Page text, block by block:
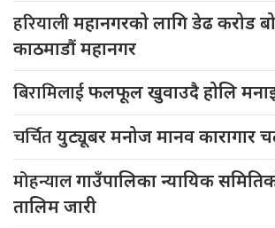
हरियालीमहानगरको लागि डेढ करोड
काठमाडौं महानगर
बिरामिलाईफलफूल खुवाउदै होलि
चर्चितयुट्यूबर मनोज मानव कारागार
मोहन्यालगाउँपालिका न्यायिक
तालिम जारी